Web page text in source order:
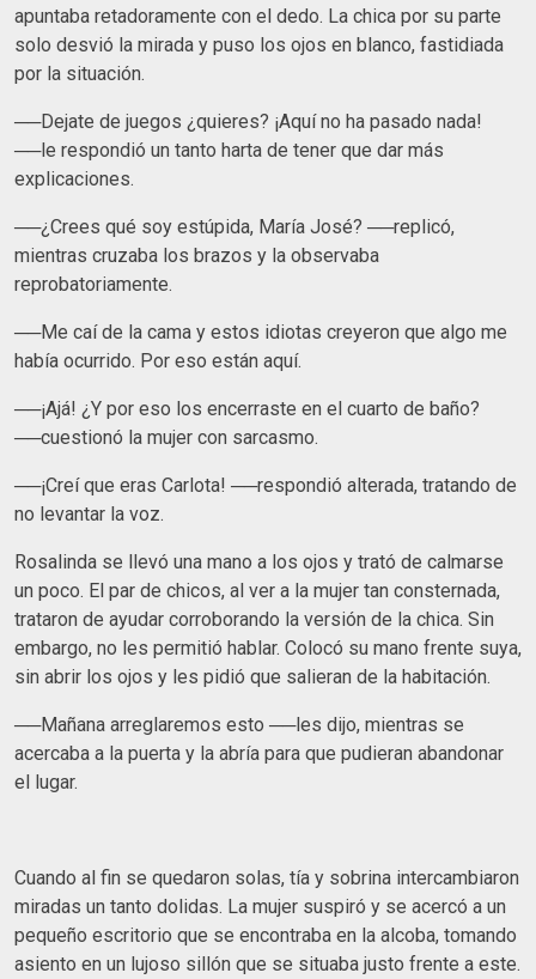
apuntaba retadoramente con el dedo. La chica por su parte
solo desvió la mirada y puso los ojos en blanco, fastidiada
por la situación.
──Dejate de juegos ¿quieres? ¡Aquí no ha pasado nada!
──le respondió un tanto harta de tener que dar más
explicaciones.
──¿Crees qué soy estúpida, María José? ──replicó,
mientras cruzaba los brazos y la observaba
reprobatoriamente.
──Me caí de la cama y estos idiotas creyeron que algo me
había ocurrido. Por eso están aquí.
──¡Ajá! ¿Y por eso los encerraste en el cuarto de baño?
──cuestionó la mujer con sarcasmo.
──¡Creí que eras Carlota! ──respondió alterada, tratando de
no levantar la voz.
Rosalinda se llevó una mano a los ojos y trató de calmarse
un poco. El par de chicos, al ver a la mujer tan consternada,
trataron de ayudar corroborando la versión de la chica. Sin
embargo, no les permitió hablar. Colocó su mano frente suya,
sin abrir los ojos y les pidió que salieran de la habitación.
──Mañana arreglaremos esto ──les dijo, mientras se
acercaba a la puerta y la abría para que pudieran abandonar
el lugar.
Cuando al fin se quedaron solas, tía y sobrina intercambiaron
miradas un tanto dolidas. La mujer suspiró y se acercó a un
pequeño escritorio que se encontraba en la alcoba, tomando
asiento en un lujoso sillón que se situaba justo frente a este.